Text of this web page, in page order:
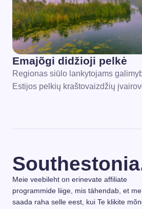
Emajõgi didžioji pelkė
Regionas siūlo lankytojams
Estijos pelkių kraštovaizdžių
Meie veebileht on erinevate affiliate
programmide liige, mis tähendab, et
saada raha selle eest, kui Te klikite